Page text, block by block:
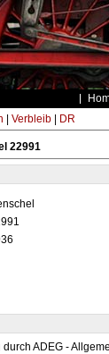
Verbleib| DR
22991
durch ADEG -